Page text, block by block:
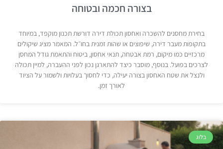
בצורה חכמה ובטוחה
בחירת מחסנים להשכרה ואחסון תכולת דירה דורשת תכנון מוקפד, במיוחד
בתקופות מעבר דירה, שיפוצים או שהות זמנית בחו״ל. המאמר מציג שיקולים
מרכזיים כמו מיקום, רמת אבטחה, תנאי אחסון, ביטוח והתאמת גודל המחסן
לצרכים בפועל. בנוסף, מוסבר כיצד להתארגן נכון לפני ההעברה, למיין תכולה
ולנצל את שטח האחסון בצורה יעילה, כדי לחסוך בעלויות ולשמור על הציוד
לאורך זמן.
בלוג